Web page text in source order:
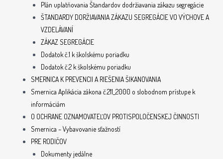
Plán uplatňovania Štandardov dodržiavania zákazu segregácie
ŠTANDARDY DORŽIAVANIA ZÁKAZU SEGREGÁCIE VO VÝCHOVE A
VZDELÁVANÍ
ZÁKAZ SEGREGÁCIE
Dodatok č.1 k školskému poriadku
Dodatok č.2 k školskému poriadku
SMERNICA K PREVENCII A RIEŠENIA ŠIKANOVANIA
Smernica Aplikácia zákona č.211_2000 o slobodnom prístupe k
informáciám
O OCHRANE OZNAMOVATEĽOV PROTISPOLOČENSKEJ ČINNOSTI
Smernica – Vybavovanie sťažností
PRE RODIČOV
Dokumenty jedálne